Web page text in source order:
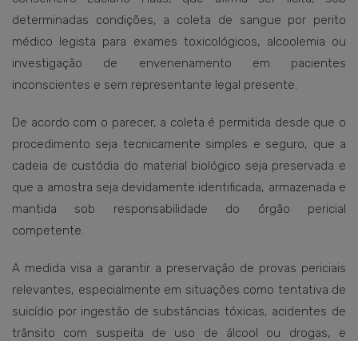
determinadas condições, a coleta de sangue por perito
médico legista para exames toxicológicos, alcoolemia ou
investigação de envenenamento em pacientes
inconscientes e sem representante legal presente.
De acordo com o parecer, a coleta é permitida desde que o
procedimento seja tecnicamente simples e seguro, que a
cadeia de custódia do material biológico seja preservada e
que a amostra seja devidamente identificada, armazenada e
mantida sob responsabilidade do órgão pericial
competente.
A medida visa a garantir a preservação de provas periciais
relevantes, especialmente em situações como tentativa de
suicídio por ingestão de substâncias tóxicas, acidentes de
trânsito com suspeita de uso de álcool ou drogas, e